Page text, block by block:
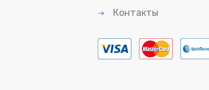
Контакты